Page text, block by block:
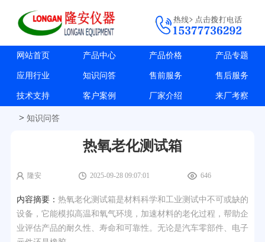
网站首页 产品中心 产品价格 产品专题
应用行业 知识问答 售前服务 售后服务
技术支持 客户案例 厂家介绍 来厂考察
> 知识问答
热氧老化测试箱
隆安 2025-09-28 09:07:01 646
内容摘要： 热氧老化测试箱是材料科学和工业测试中不可或缺的
设备，它能模拟高温和氧气环境，加速材料的老化过程，帮助企
业评估产品的耐久性、寿命和可靠性。无论是汽车零部件、电子